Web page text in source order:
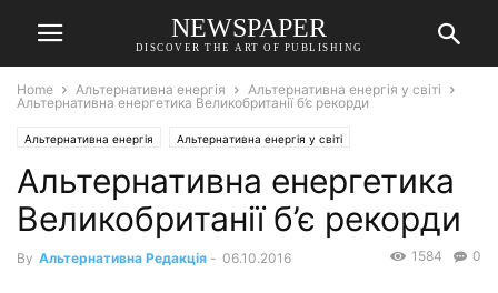
NEWSPAPER
DISCOVER THE ART OF PUBLISHING
Home Альтернативна енергія
Альтернативна енергія у світі
Альтернативна енергетика Великобританії б’є рекорди
Альтернативна енергія Альтернативна енергія у світі
Альтернативна енергетика
Великобританії б’є рекорди
By Альтернативна Редакція - 06.10.2016 0
1584